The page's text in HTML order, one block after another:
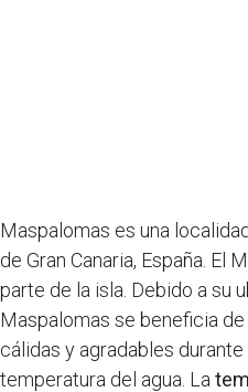
Maspalomas es una
de Gran Canaria, España. El
parte de la isla. Debido a su
Maspalomas se beneficia
cálidas y agradables
temperatura del agua. La